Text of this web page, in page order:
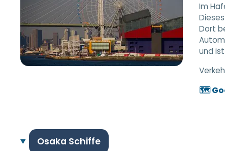
Im
Dort
und
🗺️
Osaka Schiffe